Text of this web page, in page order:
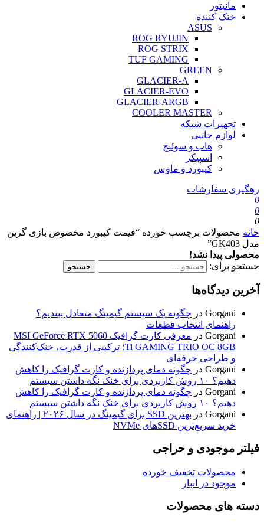
مانیتور
خنک کننده
ASUS
ROG RYUJIN
ROG STRIX
TUF GAMING
GREEN
GLACIER-A
GLACIER-EVO
GLACIER-ARGB
COOLER MASTER
تجهیزات شبکه
لوازم جانبی
هاب و سوئیچ
اسپیکر
کیبورد و ماوس
رهگیری سفارشات
0
0
0
خانه محصولات برچسب خورده “قیمت کیبورد مخصوص بازی گرین
مدل GK403”
محصولی پیدا نشد!
جستجو برای:
آخرین دیدگاه‌ها
Gorgani در چگونه یک سیستم گیمینگ متعادل ببندیم؟
راهنمای انتخاب قطعات
Gorgani در
معرفی کارت گرافیک MSI GeForce RTX 5060
Ti GAMING TRIO OC 8GB؛ ترکیبی از قدرت، خنک‌کنندگی
و طراحی حرفه‌ای
Gorgani در چگونه دمای پردازنده و کارت گرافیک را کاهش
دهیم؟ ۱۰ روش کاربردی برای خنک نگه داشتن سیستم
Gorgani در چگونه دمای پردازنده و کارت گرافیک را کاهش
دهیم؟ ۱۰ روش کاربردی برای خنک نگه داشتن سیستم
Gorgani در
بهترین SSD برای گیمینگ در سال ۲۰۲۶ | راهنمای
خرید سریع‌ترین SSDهای NVMe
فیلتر موجودی و حراجی
محصولات تخفیف خورده
موجود در انبار
دسته های محصولات